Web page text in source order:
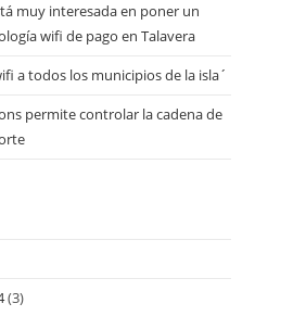
muy interesada en poner un
wifi de pago en Talavera
a todos los municipios de la isla´
permite controlar la cadena de
(3)